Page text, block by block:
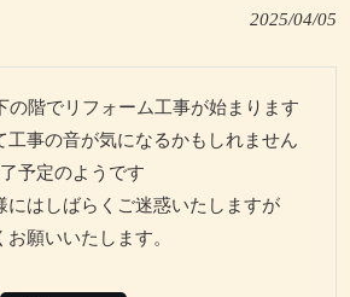
2025/04/05
の階でリフォーム工事が始まります
工事の音が気になるかもしれません
予定のようです
にはしばらくご迷惑いたしますが
願いいたします。